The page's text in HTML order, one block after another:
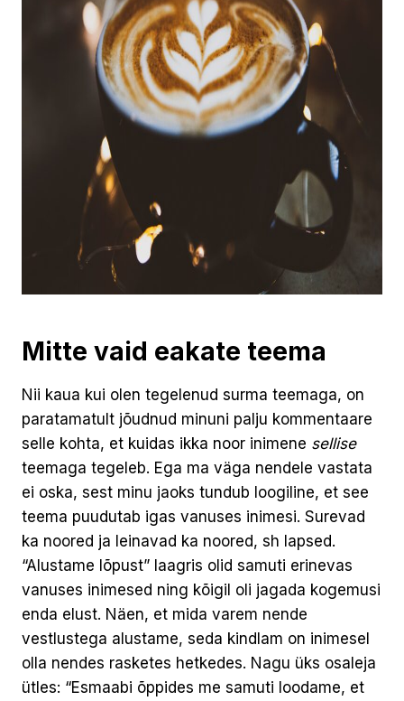
Mitte vaid eakate teema
Nii kaua kui olen tegelenud surma teemaga, on
paratamatult jõudnud minuni palju kommentaare
selle kohta, et kuidas ikka noor inimene sellise
teemaga tegeleb. Ega ma väga nendele vastata
ei oska, sest minu jaoks tundub loogiline, et see
teema puudutab igas vanuses inimesi. Surevad
ka noored ja leinavad ka noored, sh lapsed.
“Alustame lõpust” laagris olid samuti erinevas
vanuses inimesed ning kõigil oli jagada kogemusi
enda elust. Näen, et mida varem nende
vestlustega alustame, seda kindlam on inimesel
olla nendes rasketes hetkedes. Nagu üks osaleja
ütles: “Esmaabi õppides me samuti loodame, et